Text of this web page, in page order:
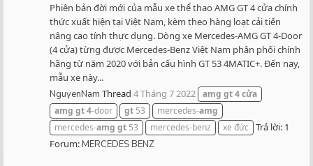
Phiên bản đời mới của mẫu xe thể thao AMG GT 4 cửa chính
thức xuất hiện tại Việt Nam, kèm theo hàng loạt cải tiến
nâng cao tính thực dụng. Dòng xe Mercedes-AMG GT 4-Door
(4 cửa) từng được Mercedes-Benz Việt Nam phân phối chính
hãng từ năm 2020 với bản cấu hình GT 53 4MATIC+. Đến nay,
mẫu xe này...
NguyenNam Thread 4 Tháng 7 2022 amg gt4cửa
amg gt4-door gt 53 mercedes-amg
mercedes-amg gt 53 mercedes-benz xe đức
Trả lời: 1
Forum:MERCEDES BENZ